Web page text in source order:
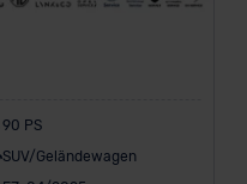
90 PS
SUV/Geländewagen